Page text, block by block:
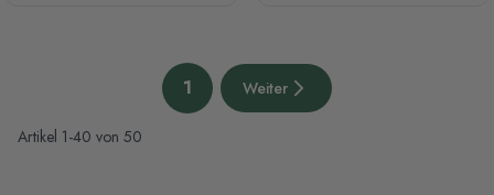
Artikel 1-40 von 50
Sie lesen gerade die Seite
1 Nächste Seite
Weiter